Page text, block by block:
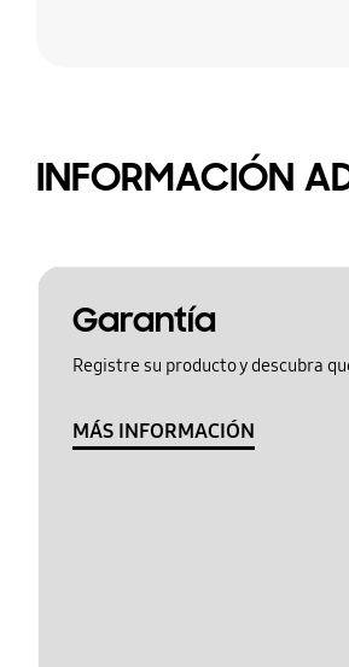
INFORMACIÓN
Garantía
Registre su producto y descubra
MÁS INFORMACIÓN